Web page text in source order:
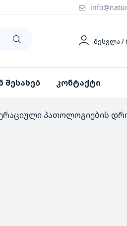
ᲨᲔᲡᲕᲚᲐ /
შესახებ კონტაქტი
პათოლოგიების